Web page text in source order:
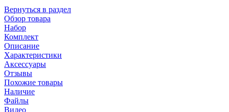
Вернуться в раздел
Обзор товара
Набор
Комплект
Описание
Характеристики
Аксессуары
Отзывы
Похожие товары
Наличие
Файлы
Видео